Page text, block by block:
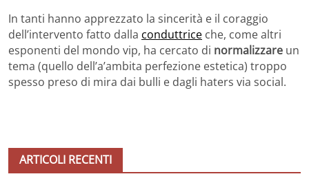
In tanti hanno apprezzato la sincerità e il coraggio
dell’intervento fatto dalla conduttrice che, come altri
esponenti del mondo vip, ha cercato di normalizzare un
tema (quello dell’a’ambita perfezione estetica) troppo
spesso preso di mira dai bulli e dagli haters via social.
ARTICOLI RECENTI